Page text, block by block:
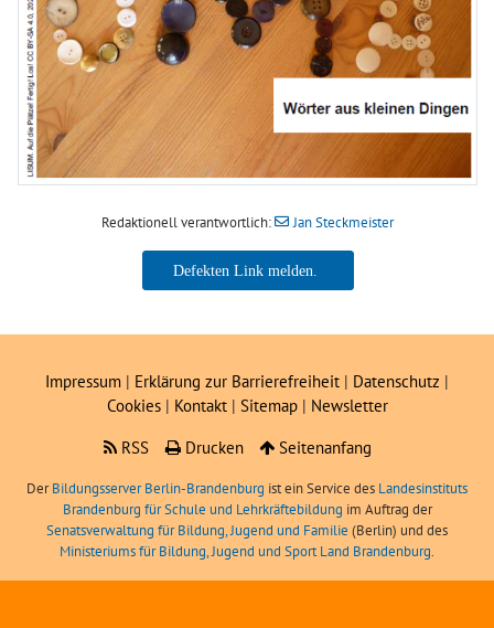
Redaktionell verantwortlich: Jan Steckmeister
Jan Steckmeister
Impressum | Erklärung zur Barrierefreiheit | Datenschutz |
Cookies| Kontakt | Sitemap| Newsletter
RSS
Drucken Seitenanfang
DerBildungsserver Berlin-Brandenburg ist ein Service des Landesinstituts
Brandenburg für Schule und Lehrkräftebildung im Auftrag der
Senatsverwaltung für Bildung, Jugend und Familie (Berlin) und des
Ministeriums für Bildung, Jugend und Sport Land Brandenburg.